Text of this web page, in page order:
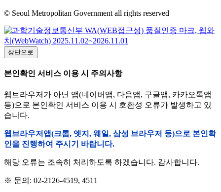
© Seoul Metropolitan Government all rights reserved
상단으로
본인확인 서비스 이용 시 주의사항
웹브라우저가 아닌 앱(네이버앱, 다음앱, 구글앱, 카카오톡앱
등)으로 본인확인 서비스 이용 시 호환성 오류가 발생하고 있
습니다.
웹브라우저앱(크롬, 엣지, 웨일, 삼성 브라우저 등)으로 본인확
인을 진행하여 주시기 바랍니다.
해당 오류는 조속히 처리하도록 하겠습니다. 감사합니다.
※ 문의: 02-2126-4519, 4511